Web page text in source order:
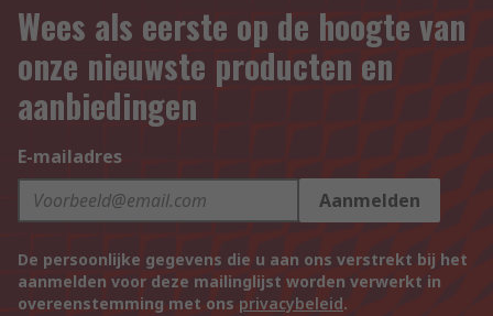
Wees als eerste op de hoogte van
onze nieuwste producten en
aanbiedingen
E-mailadres
Aanmelden
De persoonlijke gegevens die u aan ons verstrekt bij het
aanmelden voor deze mailinglijst worden verwerkt in
overeenstemming met ons privacybeleid.